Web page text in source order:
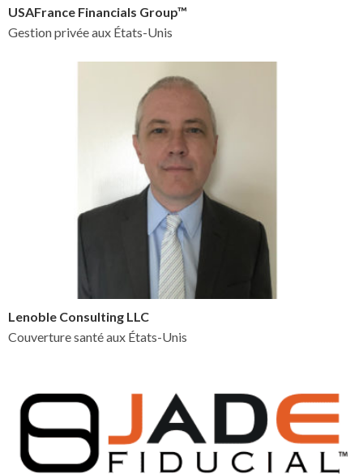
USAFrance Financials Group™
Gestion privée aux États-Unis
Lenoble Consulting LLC
Couverture santé aux États-Unis